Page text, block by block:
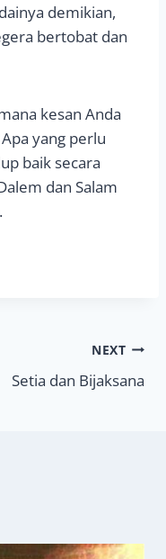
demikian,
bertobat dan
kesan Anda
yang perlu
baik secara
dan Salam
NEXT
Setia dan Bijaksana